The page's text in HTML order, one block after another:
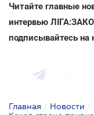
Читайте главные
интервью
подписывайтесь на
Главная / Новости /